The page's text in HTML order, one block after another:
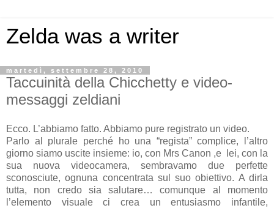
Zelda was a writer
martedì, settembre 28, 2010
Taccuinità della Chicchetty e video-
messaggi zeldiani
Ecco. L’abbiamo fatto. Abbiamo pure registrato un video.
Parlo al plurale perché ho una “regista” complice, l’altro
giorno siamo uscite insieme: io, con Mrs Canon ,e lei, con la
sua nuova videocamera, sembravamo due perfette
sconosciute, ognuna concentrata sul suo obiettivo. A dirla
tutta, non credo sia salutare… comunque al momento
l’elemento visuale ci crea un entusiasmo infantile,